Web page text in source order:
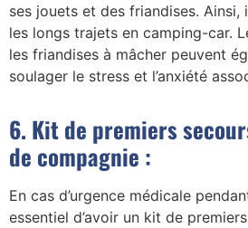
ses jouets et des friandises.
les longs trajets en camping-car.
les friandises à mâcher peuvent
soulager le stress et l’anxiété
6. Kit de premiers
de compagnie :
En cas d’urgence médicale
essentiel d’avoir un kit de